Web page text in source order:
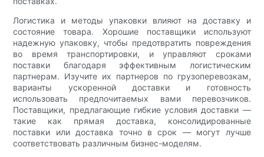
Логистика и методы упаковки влияют на доставку и
состояние товара. Хорошие поставщики используют
надежную упаковку, чтобы предотвратить повреждения
во время транспортировки, и управляют сроками
поставки благодаря эффективным логистическим
партнерам. Изучите их партнеров по грузоперевозкам,
варианты ускоренной доставки и готовность
использовать предпочитаемых вами перевозчиков.
Поставщики, предлагающие гибкие условия доставки —
такие как прямая доставка, консолидированные
поставки или доставка точно в срок — могут лучше
соответствовать различным бизнес-моделям.